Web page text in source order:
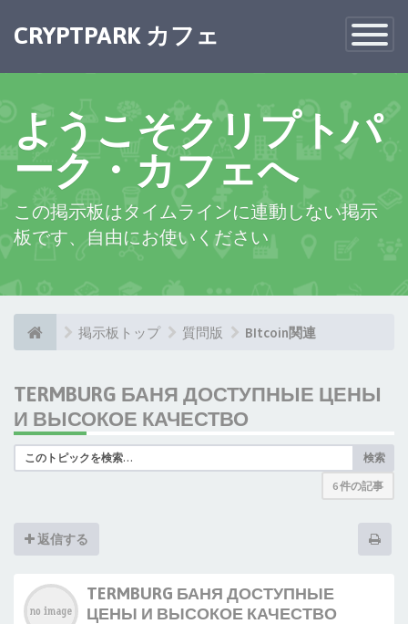
Toggle
CRYPTPARK カフェ
ようこそクリプトパ
ーク・カフェへ
この掲示板はタイムラインに連動しない掲示
板です、自由にお使いください
掲示板トップ 質問版 BItcoin関連
TERMBURG БАНЯ ДОСТУПНЫЕ ЦЕНЫ
И ВЫСОКОЕ КАЧЕСТВО
検索
6 件の記事
返信する
TERMBURG БАНЯ ДОСТУПНЫЕ
ЦЕНЫ И ВЫСОКОЕ КАЧЕСТВО